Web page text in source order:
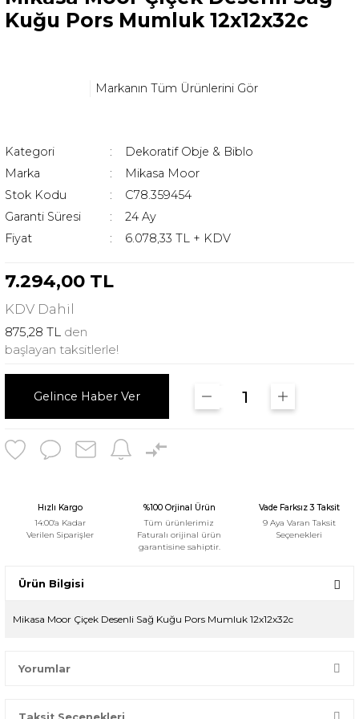
Kuğu Pors Mumluk 12x12x32c
Markanın Tüm Ürünlerini Gör
Kategori
Dekoratif Obje & Biblo
Marka
Mikasa Moor
Stok Kodu
C78.359454
Garanti Süresi
24 Ay
Fiyat
6.078,33 TL + KDV
7.294,00 TL
KDV Dahil
875,28 TL den
başlayan taksitlerle!
Gelince Haber Ver
Hızlı Kargo
14:00'a Kadar
Verilen Siparişler
%100 Orjinal Ürün
Tüm ürünlerimiz
Faturalı orijinal ürün
garantisine sahiptir.
Vade Farksız 3 Taksit
9 Aya Varan Taksit
Seçenekleri
Ürün Bilgisi
Mikasa Moor Çiçek Desenli Sağ Kuğu Pors Mumluk 12x12x32c
Yorumlar